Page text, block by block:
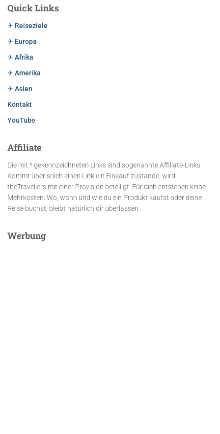
Quick Links
✈ Reiseziele
✈ Europa
✈ Afrika
✈ Amerika
✈ Asien
Kontakt
YouTube
Affiliate
Die mit * gekennzeichneten Links sind sogenannte Affiliate-Links.
Kommt über solch einen Link ein Einkauf zustande, wird
theTravellers mit einer Provision beteiligt. Für dich entstehen keine
Mehrkosten. Wo, wann und wie du ein Produkt kaufst oder deine
Reise buchst, bleibt natürlich dir überlassen.
Werbung